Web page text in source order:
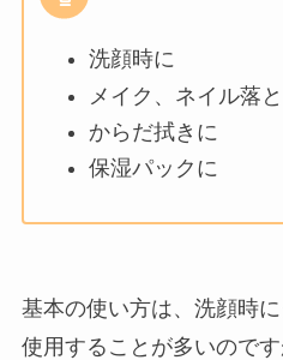
洗顔時に
メイク、ネイル落
からだ拭きに
保湿パックに
基本の使い方は、洗顔時
使用することが多いので